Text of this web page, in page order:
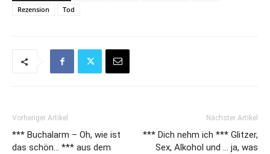
Rezension
Tod
Vorheriger Artikel
*** Buchalarm – Oh, wie ist
das schön… *** aus dem
Nächster Artikel
*** Dich nehm ich *** Glitzer,
Sex, Alkohol und … ja, was